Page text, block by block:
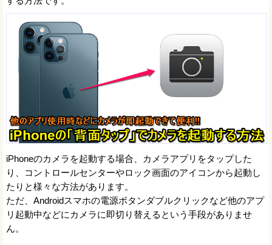
iPhoneのカメラを起動する場合、カメラアプリをタップした
り、コントロールセンターやロック画面のアイコンから起動し
たりと様々な方法があります。
ただ、Androidスマホの電源ボタンダブルクリックなど他のアプ
リ起動中などにカメラに即切り替えるという手段がありませ
ん。